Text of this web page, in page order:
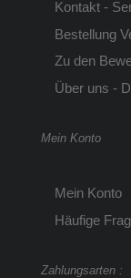
Kontakt -
Bestellung
Zu den
Über uns -
Mein Konto
Mein Konto
Häufige
Zahlungsarten :